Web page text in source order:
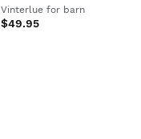
Vinterlue for barn
$49.95